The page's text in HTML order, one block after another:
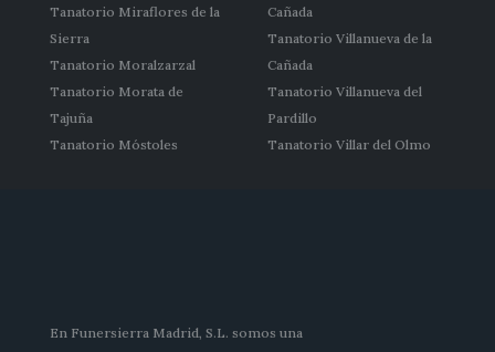
Tanatorio Miraflores de la
Sierra
Tanatorio Moralzarzal
Tanatorio Morata de
Tajuña
Tanatorio Móstoles
Cañada
Tanatorio Villanueva de la
Cañada
Tanatorio Villanueva del
Pardillo
Tanatorio Villar del Olmo
En Funersierra Madrid, S.L. somos una